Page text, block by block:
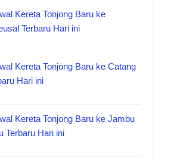
Kereta Tonjong Baru ke
Terbaru Hari ini
Kereta Tonjong Baru ke Catang
Hari ini
Kereta Tonjong Baru ke Jambu
Terbaru Hari ini